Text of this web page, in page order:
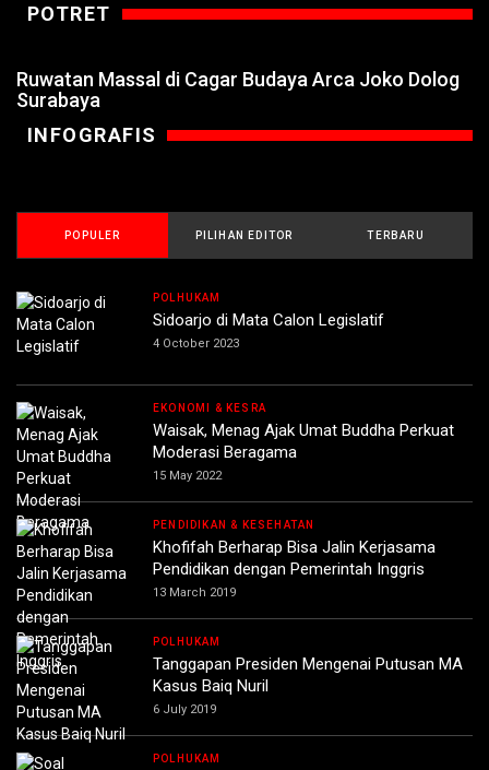
POTRET
Ruwatan Massal di Cagar Budaya Arca Joko Dolog
Surabaya
INFOGRAFIS
POPULER PILIHAN EDITOR TERBARU
POLHUKAM
Sidoarjo di Mata Calon Legislatif
4 October 2023
EKONOMI & KESRA
Waisak, Menag Ajak Umat Buddha Perkuat
Moderasi Beragama
15 May 2022
PENDIDIKAN & KESEHATAN
Khofifah Berharap Bisa Jalin Kerjasama
Pendidikan dengan Pemerintah Inggris
13 March 2019
POLHUKAM
Tanggapan Presiden Mengenai Putusan MA
Kasus Baiq Nuril
6 July 2019
POLHUKAM